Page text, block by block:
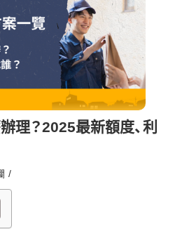
理？2025最新額度、利
/